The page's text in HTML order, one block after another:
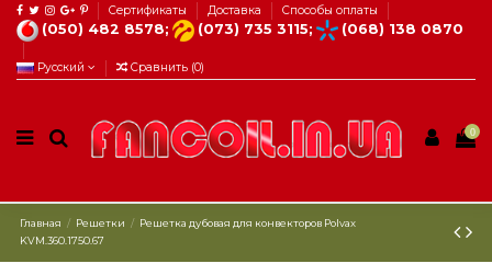
Сертификаты Доставка Способы оплаты
(050) 482 8578; (073) 735 3115; (068) 138 0870
Русский Сравнить (0)
0
Главная Решетки
Решетка дубовая для конвекторов Polvax
KVM.360.1750.67